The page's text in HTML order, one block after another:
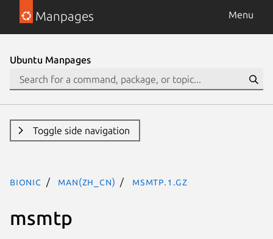
Manpages Menu
Ubuntu Manpages
Toggle side navigation
bionic man(zh_CN) msmtp.1.gz
msmtp